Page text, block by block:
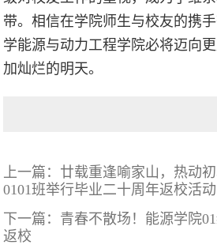
带。相信在学院师生与校友的携
学能源与动力工程学院必将迈向
加灿烂的明天。
上一篇： 廿载重逢喻家山，热动
0101班举行毕业二十周年返校活动
下一篇： 青春不散场！能源学院
返校